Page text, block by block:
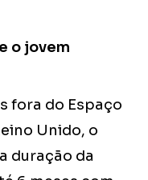
o jovem
fora do Espaço
Unido, o
duração da